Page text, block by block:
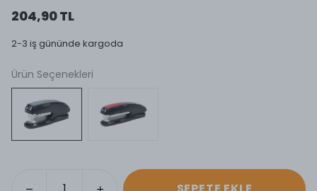
204,90 TL
2-3 iş gününde kargoda
Ürün Seçenekleri